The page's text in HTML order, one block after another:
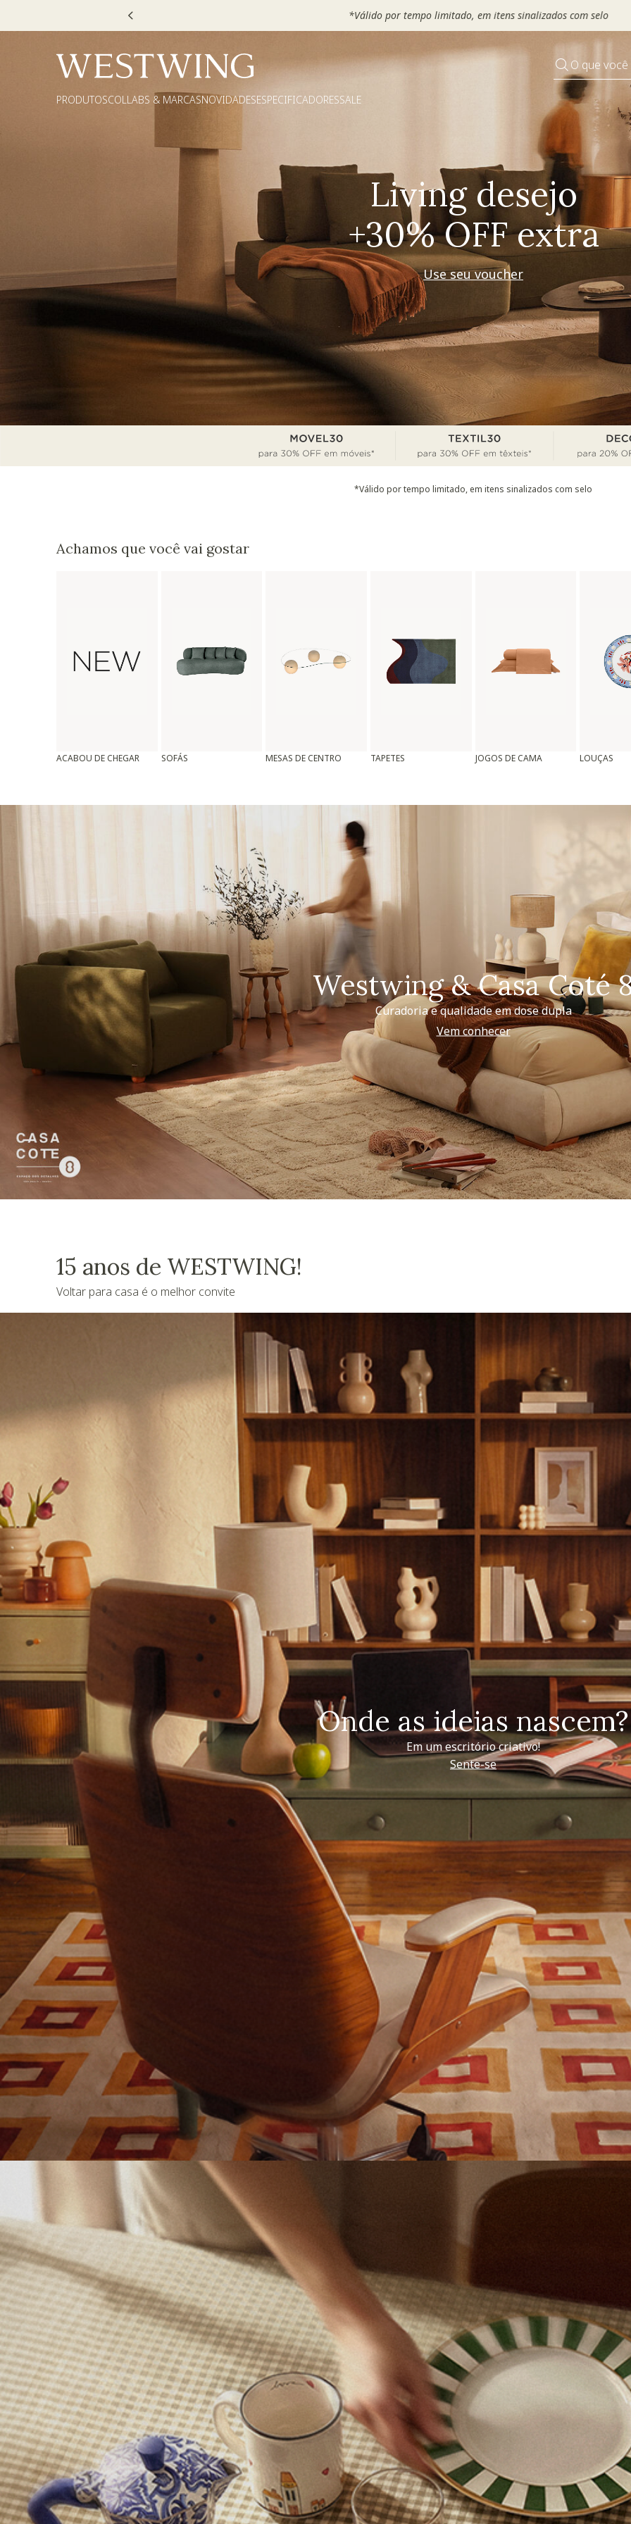
Escolha seu VOUCHER e ganhe até 30% OFF*: useMOVEL30, TEXTIL30 OU
O que
PRODUTOSCOLLABS & MARCASNOVIDADESESPECIFICADORESSALE
Pequenos rituais
Grandes mudanças
Decorar
*Válido por tempo limitado, em itens sinalizados com selo
Achamos que você vai gostar
ACABOU DE CHEGAR SOFÁS MESAS DE CENTRO TAPETES JOGOS DE CAMA LOUÇAS
Westwing & Casa Coté
Curadoria e qualidade em dose dupla
Vem conhecer
15 anos de WESTWING!
Voltar para casa é o melhor convite
Onde as ideias nascem?
Em um escritório criativo!
Sente-se